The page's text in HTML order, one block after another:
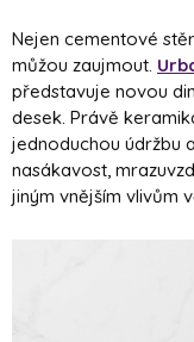
Nejen cementové
můžou zaujmout.
představuje novou
desek. Právě
jednoduchou údržbu
nasákavost,
jiným vnějším vlivům